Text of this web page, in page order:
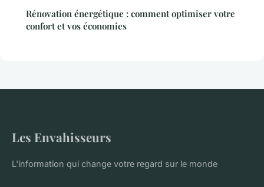
Rénovation énergétique : comment optimiser votre
confort et vos économies
Les Envahisseurs
L'information qui change votre regard sur le monde